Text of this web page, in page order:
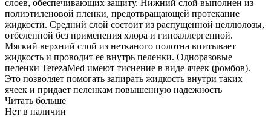
слоев, обеспечивающих защиту. Нижний слой выполнен из
полиэтиленовой пленки, предотвращающей протекание
жидкости. Средний слой состоит из распущенной целлюлозы,
отбеленной без применения хлора и гипоаллергенной.
Мягкий верхний слой из нетканого полотна впитывает
жидкость и проводит ее внутрь пеленки. Одноразовые
пеленки TerezaMed имеют тиснение в виде ячеек (ромбов).
Это позволяет помогать запирать жидкость внутри таких
ячеек и придает пеленкам повышенную надежность
Читать больше
Нет в наличии